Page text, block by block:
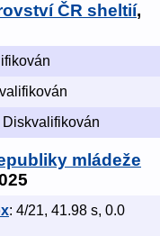
ČR sheltií,
Diskvalifikován
mládeže
: 4/21, 41.98 s, 0.0